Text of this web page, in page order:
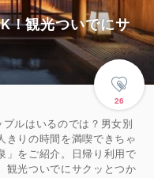
！観光ついでにサ
26
ルはいるのでは？男女別
きりの時間を満喫できちゃ
」をご紹介。日帰り利用で
観光ついでにサクッとつか